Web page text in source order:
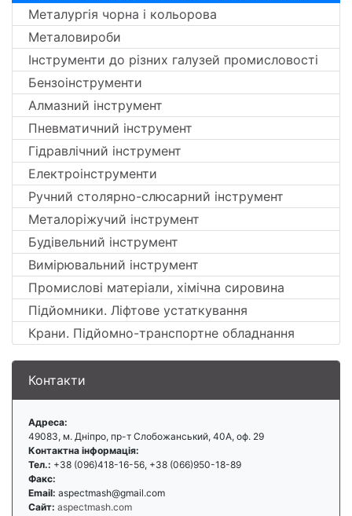
Металургія чорна і кольорова
Металовироби
Інструменти до різних галузей промисловості
Бензоінструменти
Алмазний інструмент
Пневматичний інструмент
Гідравлічний інструмент
Електроінструменти
Ручний столярно-слюсарний інструмент
Металоріжучий інструмент
Будівельний інструмент
Вимірювальний інструмент
Промислові матеріали, хімічна сировина
Підйомники. Ліфтове устаткування
Крани. Підйомно-транспортне обладнання
Контакти
Адреса:
49083, м. Дніпро, пр-т Слобожанський, 40А, оф. 29
Контактна інформація:
Тел.: +38 (096)418-16-56, +38 (066)950-18-89
Факс:
Email: aspectmash@gmail.com
Сайт: aspectmash.com